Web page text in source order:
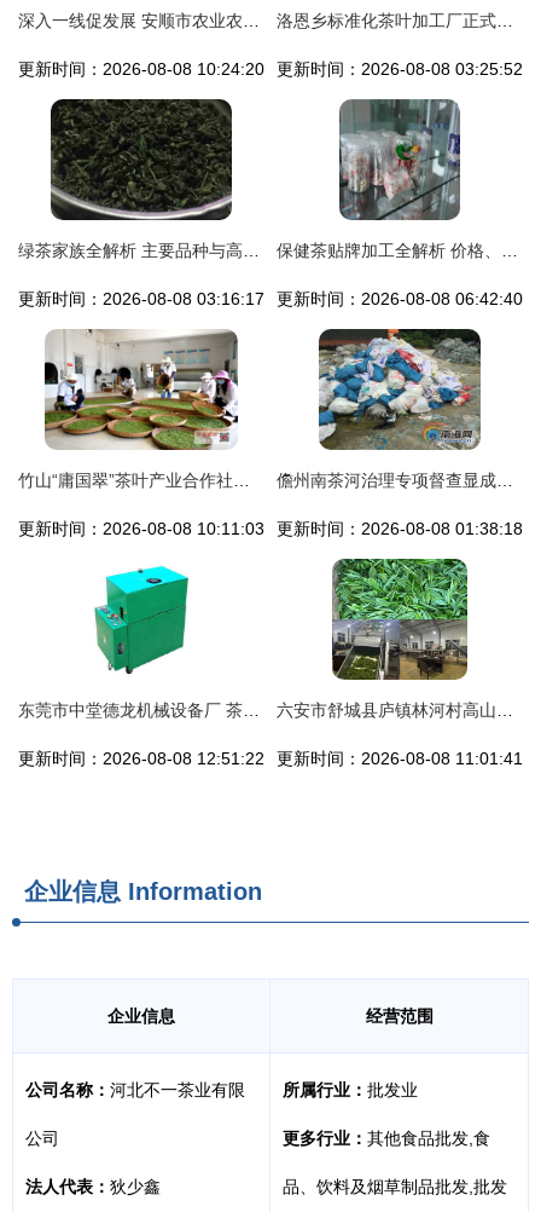
更新时间：2026-08-08 10:24:20 更新时间：2026-08-08 03:25:52
更新时间：2026-08-08 03:16:17 更新时间：2026-08-08 06:42:40
更新时间：2026-08-08 10:11:03 更新时间：2026-08-08 01:38:18
更新时间：2026-08-08 12:51:22 更新时间：2026-08-08 11:01:41
企业信息 Information
企业信息 经营范围
公司名称： 河北不一茶业有限
公司
法人代表： 狄少鑫
所属行业： 批发业
更多行业： 其他食品批发,食
品、饮料及烟草制品批发,批发